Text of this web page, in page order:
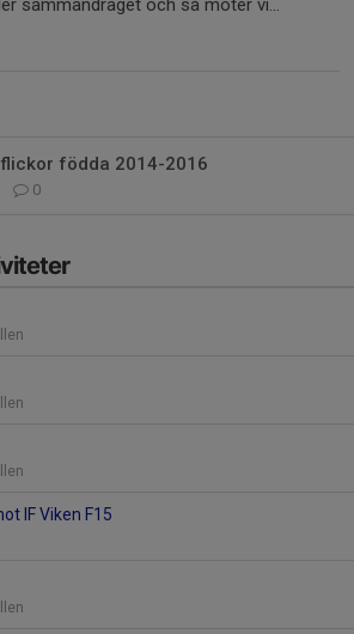
sammandraget och så möter vi...
födda 2014-2016
0
IF Viken F15